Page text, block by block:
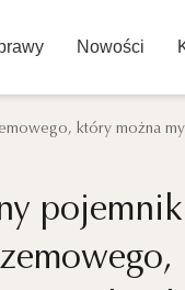
Nowości
który można
pojemnik
pojemnik